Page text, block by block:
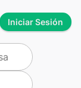
Iniciar Sesión